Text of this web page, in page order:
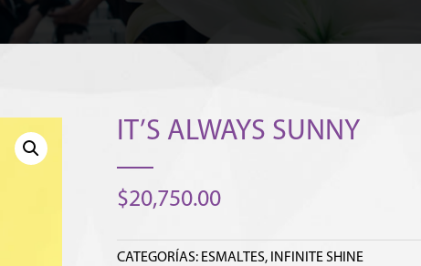
IT’S ALWAYS SUNNY
$20,750.00
CATEGORÍAS: ESMALTES, INFINITE SHINE